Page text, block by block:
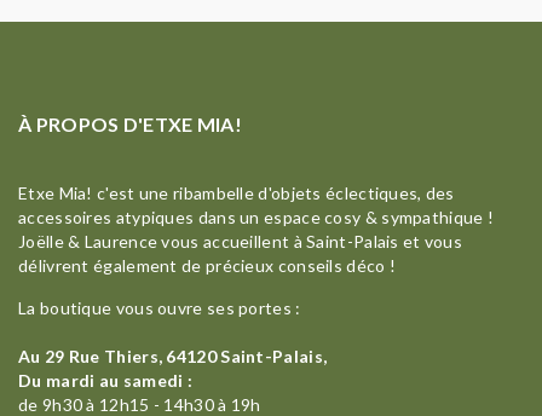
À PROPOS D'ETXE MIA!
Etxe Mia! c'est une ribambelle d'objets éclectiques, des
accessoires atypiques dans un espace cosy & sympathique !
Joëlle & Laurence vous accueillent à Saint-Palais et vous
délivrent également de précieux conseils déco !
La boutique vous ouvre ses portes :
Au 29 Rue Thiers, 64120 Saint-Palais,
Du mardi au samedi :
de 9h30 à 12h15 - 14h30 à 19h